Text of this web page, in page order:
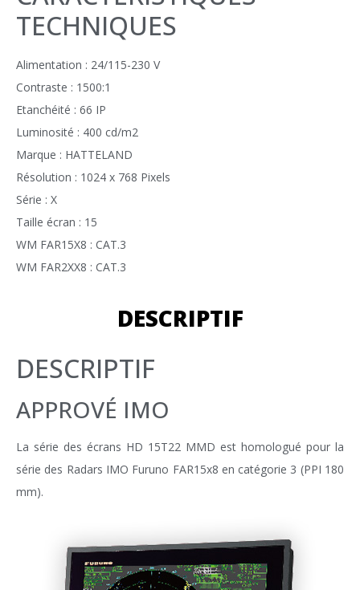
TECHNIQUES
Alimentation : 24/115-230 V
Contraste : 1500:1
Etanchéité : 66 IP
Luminosité : 400 cd/m2
Marque : HATTELAND
Résolution : 1024 x 768 Pixels
Série : X
Taille écran : 15
WM FAR15X8 : CAT.3
WM FAR2XX8 : CAT.3
DESCRIPTIF
DESCRIPTIF
APPROVÉ IMO
La série des écrans HD 15T22 MMD est homologué pour la
série des Radars IMO Furuno FAR15x8 en catégorie 3 (PPI 180
mm).